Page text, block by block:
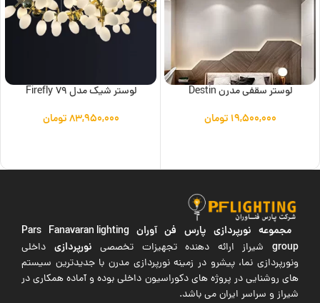
لوستر سقفی مدرن Destin
۱۹,۵۰۰,۰۰۰ تومان
لوستر شیک مدل Firefly 79
۸۳,۹۵۰,۰۰۰تومان
مجموعه نورپردازی پارس فن آوران Pars Fanavaran lighting
groupشیراز ارائه دهنده تجهیزات تخصصی نورپردازی داخلی
ونورپردازی نما، پیشرو در زمینه نورپردازی مدرن با جدیدترین سیستم
های روشنایی در پروژه های دکوراسیون داخلی بوده و آماده همکاری در
شیراز و سراسر ایران می باشد.